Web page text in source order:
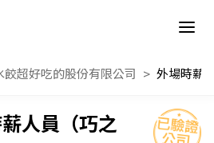
餃超好吃的股份有限公司
人員（巧之